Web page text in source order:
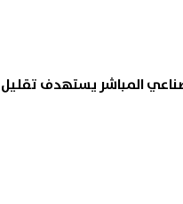
المباشر يستهدف تقليل